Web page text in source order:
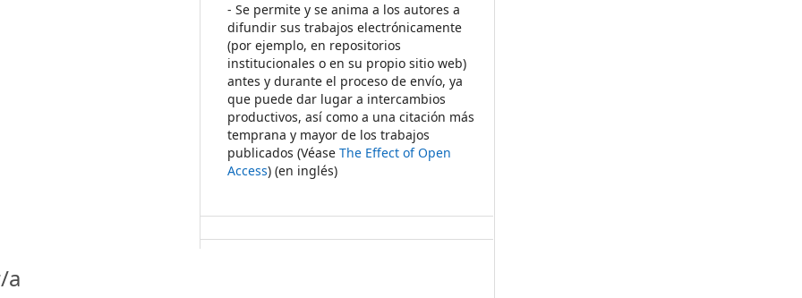
- Se permite y se anima a los autores a
difundir sus trabajos electrónicamente
(por ejemplo, en repositorios
institucionales o en su propio sitio web)
antes y durante el proceso de envío, ya
que puede dar lugar a intercambios
productivos, así como a una citación más
temprana y mayor de los trabajos
publicados (VéaseThe Effect of Open
Access) (en inglés)
a